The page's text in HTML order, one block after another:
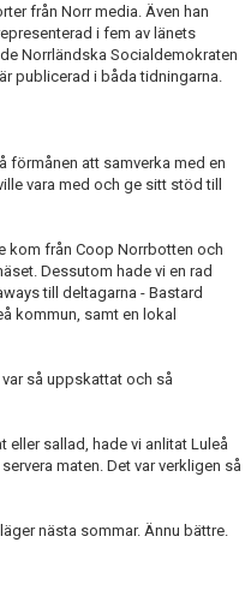
från Norr media. Även han
i fem av länets
Norrländska Socialdemokraten
publicerad i båda tidningarna.
förmånen att samverka med en
vara med och ge sitt stöd till
kom från Coop Norrbotten och
Dessutom hade vi en rad
till deltagarna - Bastard
kommun, samt en lokal
så uppskattat och så
eller sallad, hade vi anlitat Luleå
maten. Det var verkligen så
nästa sommar. Ännu bättre.